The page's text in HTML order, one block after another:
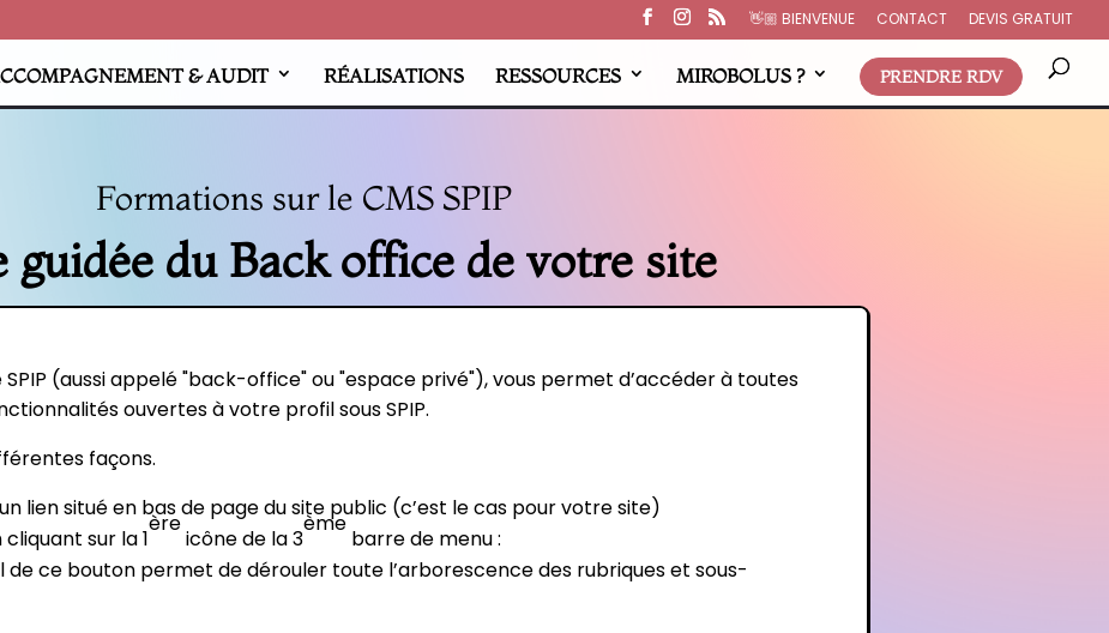
👋🏼​ BIENVENUE CONTACT DEVIS GRATUIT
& AUDIT RÉALISATIONS RESSOURCES MIROBOLUS ? PRENDRE RDV
Formations sur le CMS SPIP
guidée du Back office de votre site
(aussi appelé "back-office" ou "espace privé"), vous permet d’accéder à toutes
ouvertes à votre profil sous SPIP.
façons.
lien situé en bas de page du site public (c’est le cas pour votre site)
sur la 1
ère
icône de la 3
ème
barre de menu :
de ce bouton permet de dérouler toute l’arborescence des rubriques et sous-